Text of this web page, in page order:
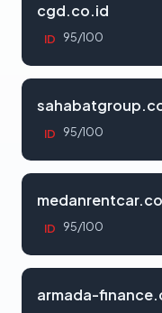
cgd.co.id
ID 95/100
ID 95/100
ID 95/100
armada-